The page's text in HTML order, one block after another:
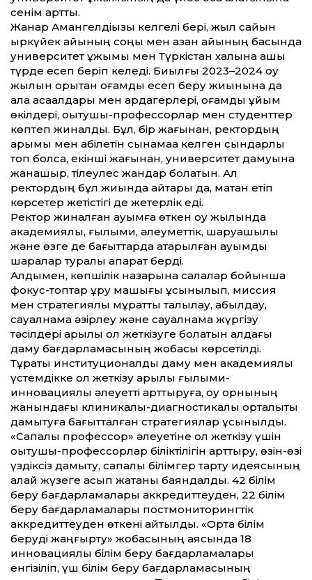
сенім арт­ты.
Жанар Амангелдіқызы келгелі бері, жыл сайын
қыркүйек айының соңы мен қазан айының басында
университет ұжымы мен Түркістан халқына ашық
түрде есеп беріп келеді. Биылғы 2023–2024 оқу
жылын қорытқан қоғамдық есеп беру жиынына да
қала ақсақалдары мен ардагерлері, қоғамдық ұйым
өкілдері, оқытушы-профессорлар мен студент­тер
көптеп жиналды. Бұл, бір жағынан, ректордың
қарымы мен қабілетін сынамаққа келген сындарлы
топ болса, екінші жағынан, университет дамуына
жанашыр, тілеулес жандар болатын. Ал
ректордың бұл жиында айтары да, мақтан етіп
көрсетер жетістігі де жетерлік еді.
Ректор жиналған қауымға өткен оқу жылында
академиялық, ғылыми, әлеумет­тік, шаруашылық
және өзге де бағыт­тарда атқарылған ауқымды
шаралар туралы ақпарат берді.
Алдымен, көпшілік назарына салалар бойынша
фокус-топтар құру машығы ұсынылып, миссия
мен стратегиялық мұрат­ты талқылау, қабылдау,
сауалнама әзірлеу және сауалнама жүргізу
тәсілдері арқылы қол жеткізуге болатын алдағы
даму бағдарламасының жобасы көрсетілді.
Тұрақты институционалдық даму мен академиялық
үстемдікке қол жеткізу арқылы ғылыми-
инновациялық әлеует­ті арт­тыруға, оқу орнының
жанындағы клиникалық-диа­гностикалық орталықты
дамытуға бағыт­талған стратегиялар ұсынылды.
«Сапалы профессор» әлеуетіне қол жеткізу үшін
оқытушы-профессорлар біліктілігін арт­тыру, өзін-өзі
үздіксіз дамыту, сапалы білімгер тарту идеясының
қалай жүзеге асып жатқаны баяндалды. 42 білім
беру бағдарламалары аккредит­теуден, 22 білім
беру бағдарламалары постмониторингтік
аккредит­теуден өткені айтылды. «Орта білім
беруді жаңғырту» жобасының аясында 18
инновациялық білім беру бағдарламалары
енгізіліп, үш білім беру бағдарламасының